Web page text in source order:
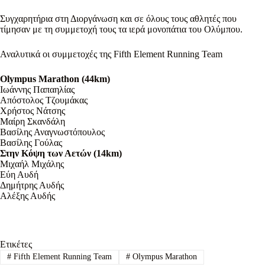
Συγχαρητήρια στη Διοργάνωση και σε όλους τους αθλητές που
τίμησαν με τη συμμετοχή τους τα ιερά μονοπάτια του Ολύμπου.
Αναλυτικά οι συμμετοχές της Fifth Element Running Team
Olympus Marathon (44km)
Ιωάννης Παπαηλίας
Απόστολος Τζουμάκας
Χρήστος Νάτσης
Μαίρη Σκανδάλη
Βασίλης Αναγνωστόπουλος
Βασίλης Γούλας
Στην Κόψη των Αετών (14km)
Μιχαήλ Μιχάλης
Εύη Αυδή
Δημήτρης Αυδής
Αλέξης Αυδής
Ετικέτες
#Fifth Element Running Team #Olympus Marathon